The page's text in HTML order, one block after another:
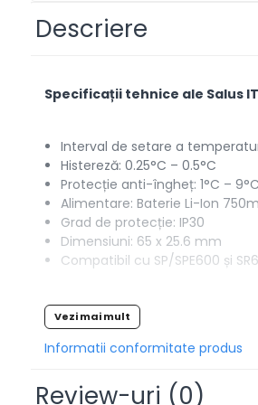
AUTOMATIZARI
VENTILATIE CU RECUPERARE DE
CALDURA
INSTRUMENTE & INFO
CALCULATOR PARDOSEALĂ
CERE OFERTĂ
SOCIAL MEDIA
CENTRE SERVICE ARCA
Descriere
Specificații tehnice ale Salus
Interval de setare a
Histereză: 0.25°C – 0.5°C
Protecție anti-îngheț: 1°C –
Alimentare: Baterie Li-Ion
Grad de protecție: IP30
Dimensiuni: 65 x 25.6 mm
Compatibil cu SP/SPE600 și
Pachetul contine:
Termostat Salus IT800
Placa de montare pe perete
Vezi mai mult
Informatii conformitate produs
Review-uri (0)